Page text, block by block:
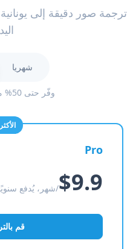
شهريا
وفّر حتى 50% مع الخطة السنوية
Pro
$9.9/شهر، يُدفع
قم